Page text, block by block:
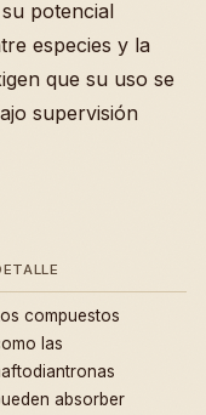
potencial
especies y la
que su uso se
supervisión
compuestos
las
absorber